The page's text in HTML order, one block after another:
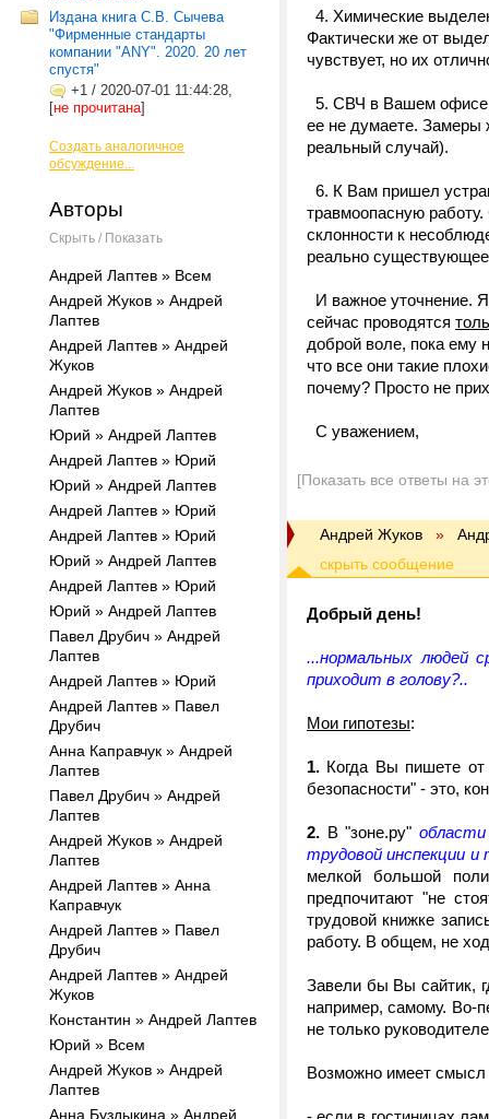
Издана книга С.В. Сычева
"Фирменные стандарты
компании "ANY". 2020. 20 лет
спустя"
+1 / 2020-07-01 11:44:28,
[не прочитана]
Создать аналогичное
обсуждение...
Авторы
Скрыть / Показать
Андрей Лаптев » Всем
Андрей Жуков » Андрей
Лаптев
Андрей Лаптев » Андрей
Жуков
Андрей Жуков » Андрей
Лаптев
Юрий » Андрей Лаптев
Андрей Лаптев » Юрий
Юрий » Андрей Лаптев
Андрей Лаптев » Юрий
Андрей Лаптев » Юрий
Юрий » Андрей Лаптев
Андрей Лаптев » Юрий
Юрий » Андрей Лаптев
Павел Друбич » Андрей
Лаптев
Андрей Лаптев » Юрий
Андрей Лаптев » Павел
Друбич
Анна Каправчук » Андрей
Лаптев
Павел Друбич » Андрей
Лаптев
Андрей Жуков » Андрей
Лаптев
Андрей Лаптев » Анна
Каправчук
Андрей Лаптев » Павел
Друбич
Андрей Лаптев » Андрей
Жуков
Константин » Андрей Лаптев
Юрий » Всем
Андрей Жуков » Андрей
Лаптев
Анна Буздыкина » Андрей
4. Химические
Фактически же от
чувствует, но их
5. СВЧ в Вашем офисе
ее не думаете. Замеры
реальный случай).
6. К Вам пришел
травмоопасную
склонности к
реально
И важное уточнение.
сейчас проводятся
доброй воле, пока ему
что все они такие
почему? Просто не
С уважением,
[Показать все ответы на
Андрей Жуков »
Добрый день!
...нормальных людей
приходит в голову?..
Мои гипотезы:
1. Когда Вы пишете от
безопасности" - это,
2. В "зоне.ру"
трудовой инспекции и
мелкой большой
предпочитают "не
трудовой книжке
работу. В общем, не
Завели бы Вы сайтик,
например, самому. Во-
не только
Возможно имеет смысл